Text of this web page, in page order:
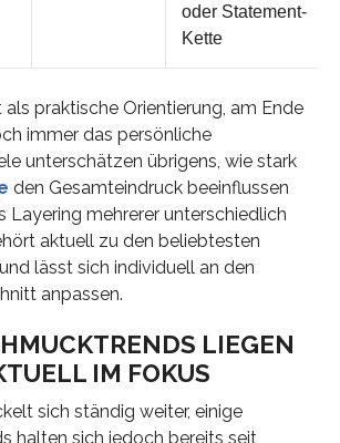
oder Statement-
Kette
als praktische Orientierung, am Ende
immer das persönliche
unterschätzen übrigens, wie stark
den Gesamteindruck beeinflussen
Layering mehrerer unterschiedlich
aktuell zu den beliebtesten
lässt sich individuell an den
anpassen.
LIEGEN
IM FOKUS
sich ständig weiter, einige
halten sich jedoch bereits seit